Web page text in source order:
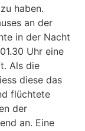
haben.
an der
in der Nacht
Uhr eine
Als die
diese das
flüchtete
der
an. Eine